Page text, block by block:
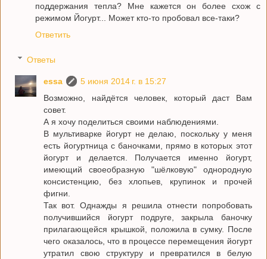
поддержания тепла? Мне кажется он более схож с
режимом Йогурт... Может кто-то пробовал все-таки?
Ответить
Ответы
essa
5 июня 2014 г. в 15:27
Возможно, найдётся человек, который даст Вам
совет.
А я хочу поделиться своими наблюдениями.
В мультиварке йогурт не делаю, поскольку у меня
есть йогуртница с баночками, прямо в которых этот
йогурт и делается. Получается именно йогурт,
имеющий своеобразную "шёлковую" однородную
консистенцию, без хлопьев, крупинок и прочей
фигни.
Так вот. Однажды я решила отнести попробовать
получившийся йогурт подруге, закрыла баночку
прилагающейся крышкой, положила в сумку. После
чего оказалось, что в процессе перемещения йогурт
утратил свою структуру и превратился в белую